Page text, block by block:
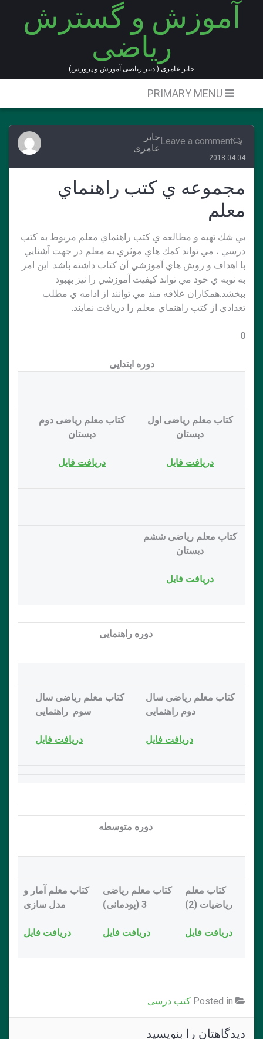
آموزش و گسترش
ریاضی
جابر عامری ( دبیر ریاضی آموزش و پرورش)
Leave a commentجابر
عامری
2018-04-04
مجموعه ي كتب راهنماي
معلم
بي شك تهيه و مطالعه ي كتب راهنماي معلم مربوط به كتب
درسي ، مي تواند كمك هاي موثري به معلم در جهت آشنايي
با اهداف و روش هاي آموزشي آن كتاب داشته باشد. اين امر
به نوبه ي خود مي تواند كيفيت آموزشي را نيز بهبود
ببخشد.همكاران علاقه مند مي توانند از ادامه ي مطلب
تعدادي از كتب راهنماي معلم را دريافت نمايند.
0
دوره ابتدایی
کتاب معلم ریاضی اول
دبستان
دريافت فايل
کتاب معلم ریاضی دوم
دبستان
دريافت فايل
کتاب معلم ریاضی ششم
دبستان
دريافت فايل
دوره راهنمایی
کتاب معلم ریاضی سال
دوم راهنمایی
دريافت فايل
کتاب معلم ریاضی سال
سوم راهنمایی
دريافت فايل
دوره متوسطه
کتاب معلم
ریاضیات (2)
دريافت فايل
کتاب معلم ریاضی
3 (پودمانی)
دريافت فايل
کتاب معلم آمار و
مدل سازی
دريافت فايل
کتب درسی
دیدگاهتان را بنویسید